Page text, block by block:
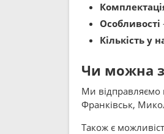
Особливості
Кількість у
Чи можна
Ми відправляємо
Франківськ,
Також є